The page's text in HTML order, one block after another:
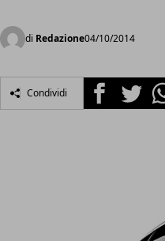
di Redazione04/10/2014
Condividi FacebookTwitter